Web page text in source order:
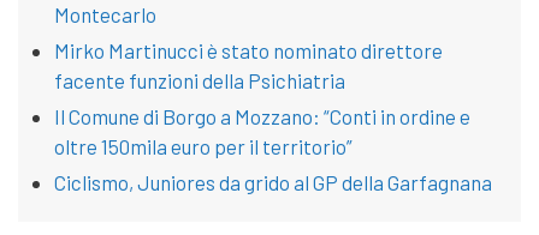
Montecarlo
Mirko Martinucci è stato nominato direttore
facente funzioni della Psichiatria
Il Comune di Borgo a Mozzano: “Conti in ordine e
oltre 150mila euro per il territorio”
Ciclismo, Juniores da grido al GP della Garfagnana